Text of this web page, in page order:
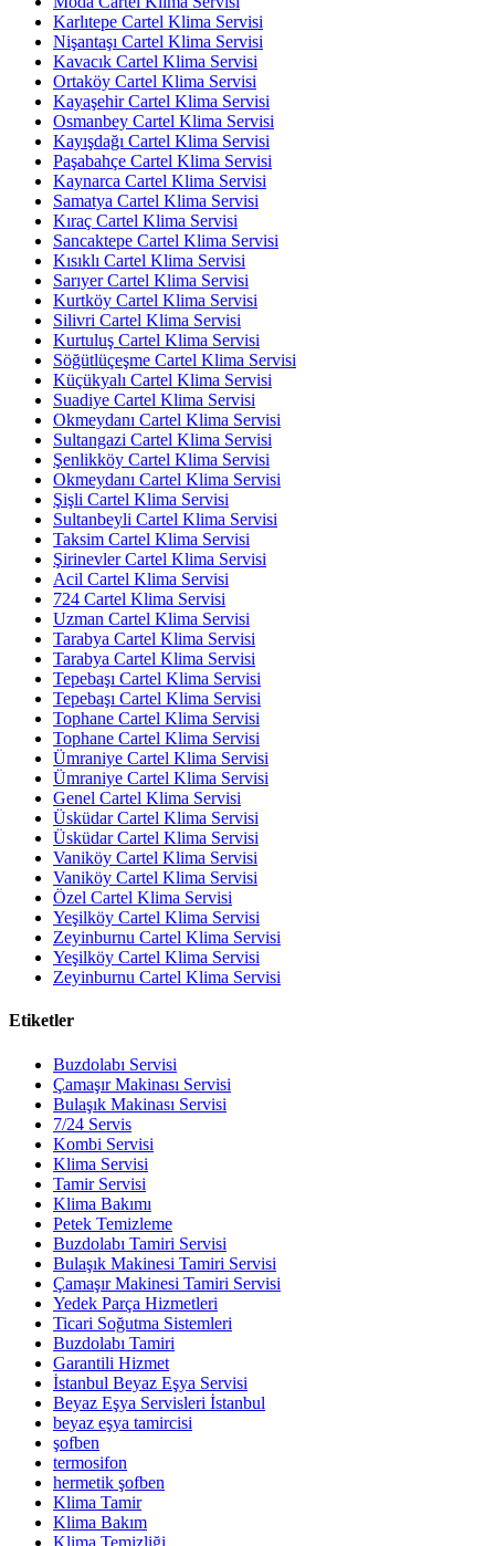
Karlıtepe Cartel Klima Servisi
Nişantaşı Cartel Klima Servisi
Kavacık Cartel Klima Servisi
Ortaköy Cartel Klima Servisi
Kayaşehir Cartel Klima Servisi
Osmanbey Cartel Klima Servisi
Kayışdağı Cartel Klima Servisi
Paşabahçe Cartel Klima Servisi
Kaynarca Cartel Klima Servisi
Samatya Cartel Klima Servisi
Kıraç Cartel Klima Servisi
Sancaktepe Cartel Klima Servisi
Kısıklı Cartel Klima Servisi
Sarıyer Cartel Klima Servisi
Kurtköy Cartel Klima Servisi
Silivri Cartel Klima Servisi
Kurtuluş Cartel Klima Servisi
Söğütlüçeşme Cartel Klima Servisi
Küçükyalı Cartel Klima Servisi
Suadiye Cartel Klima Servisi
Okmeydanı Cartel Klima Servisi
Sultangazi Cartel Klima Servisi
Şenlikköy Cartel Klima Servisi
Okmeydanı Cartel Klima Servisi
Şişli Cartel Klima Servisi
Sultanbeyli Cartel Klima Servisi
Taksim Cartel Klima Servisi
Şirinevler Cartel Klima Servisi
Acil Cartel Klima Servisi
724 Cartel Klima Servisi
Uzman Cartel Klima Servisi
Tarabya Cartel Klima Servisi
Tarabya Cartel Klima Servisi
Tepebaşı Cartel Klima Servisi
Tepebaşı Cartel Klima Servisi
Tophane Cartel Klima Servisi
Tophane Cartel Klima Servisi
Ümraniye Cartel Klima Servisi
Ümraniye Cartel Klima Servisi
Genel Cartel Klima Servisi
Üsküdar Cartel Klima Servisi
Üsküdar Cartel Klima Servisi
Vaniköy Cartel Klima Servisi
Vaniköy Cartel Klima Servisi
Özel Cartel Klima Servisi
Yeşilköy Cartel Klima Servisi
Zeyinburnu Cartel Klima Servisi
Yeşilköy Cartel Klima Servisi
Zeyinburnu Cartel Klima Servisi
Etiketler
Buzdolabı Servisi
Çamaşır Makinası Servisi
Bulaşık Makinası Servisi
7/24 Servis
Kombi Servisi
Klima Servisi
Tamir Servisi
Klima Bakımı
Petek Temizleme
Buzdolabı Tamiri Servisi
Bulaşık Makinesi Tamiri Servisi
Çamaşır Makinesi Tamiri Servisi
Yedek Parça Hizmetleri
Ticari Soğutma Sistemleri
Buzdolabı Tamiri
Garantili Hizmet
İstanbul Beyaz Eşya Servisi
Beyaz Eşya Servisleri İstanbul
beyaz eşya tamircisi
şofben
termosifon
hermetik şofben
Klima Tamir
Klima Bakım
Klima Temizliği